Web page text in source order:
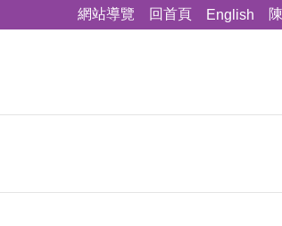
網站導覽 回首頁 English